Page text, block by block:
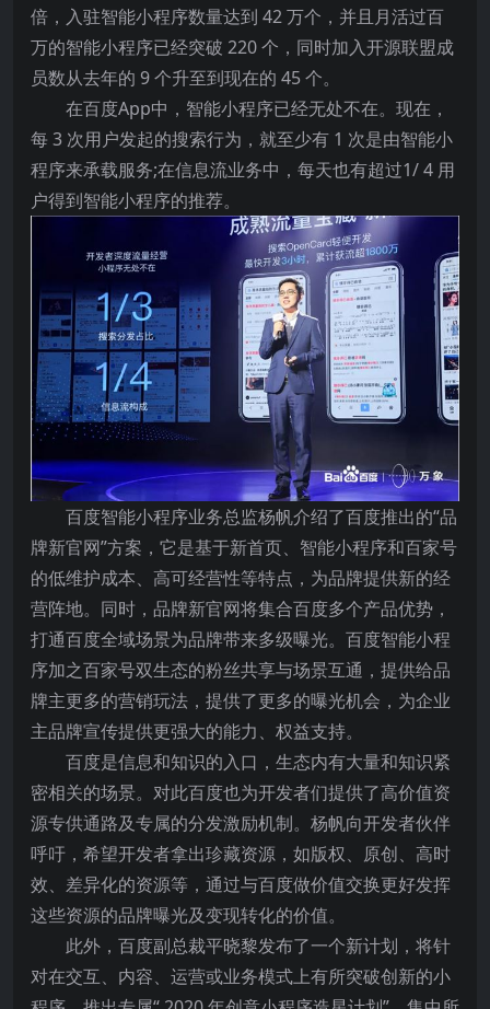
倍，入驻智能小程序数量达到 42 万个，并且月活过百
万的智能小程序已经突破 220 个，同时加入开源联盟成
员数从去年的 9 个升至到现在的 45 个。
在百度App中，智能小程序已经无处不在。现在，
每 3 次用户发起的搜索行为，就至少有 1 次是由智能小
程序来承载服务;在信息流业务中，每天也有超过1/ 4 用
户得到智能小程序的推荐。
百度智能小程序业务总监杨帆介绍了百度推出的“品
牌新官网”方案，它是基于新首页、智能小程序和百家号
的低维护成本、高可经营性等特点，为品牌提供新的经
营阵地。同时，品牌新官网将集合百度多个产品优势，
打通百度全域场景为品牌带来多级曝光。百度智能小程
序加之百家号双生态的粉丝共享与场景互通，提供给品
牌主更多的营销玩法，提供了更多的曝光机会，为企业
主品牌宣传提供更强大的能力、权益支持。
百度是信息和知识的入口，生态内有大量和知识紧
密相关的场景。对此百度也为开发者们提供了高价值资
源专供通路及专属的分发激励机制。杨帆向开发者伙伴
呼吁，希望开发者拿出珍藏资源，如版权、原创、高时
效、差异化的资源等，通过与百度做价值交换更好发挥
这些资源的品牌曝光及变现转化的价值。
此外，百度副总裁平晓黎发布了一个新计划，将针
对在交互、内容、运营或业务模式上有所突破创新的小